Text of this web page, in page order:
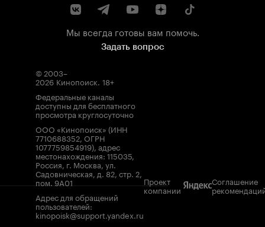
Мы всегда готовы вам помочь.
Задать вопрос
© 2003–
2026 Кинопоиск. 18+
Федеральные каналы
доступны для бесплатного
просмотра круглосуточно
ООО «Кинопоиск» (ИНН
7710688352, ОГРН
1077759854919), адрес
местонахождения: 115035,
Россия, г. Москва, ул.
Садовническая, д. 82, стр. 2,
пом. 9А01
Адрес для обращений
пользователей:
kinopoisk@support.yandex.ru
Проект
компании
Соглашение